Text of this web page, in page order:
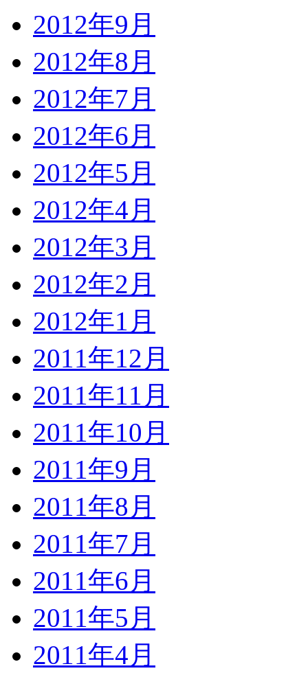
2012年9月
2012年8月
2012年7月
2012年6月
2012年5月
2012年4月
2012年3月
2012年2月
2012年1月
2011年12月
2011年11月
2011年10月
2011年9月
2011年8月
2011年7月
2011年6月
2011年5月
2011年4月